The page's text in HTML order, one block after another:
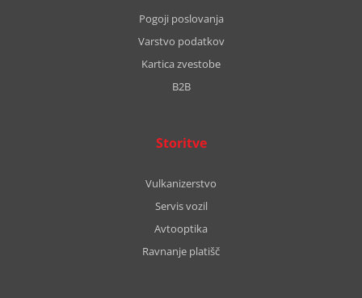
Pogoji poslovanja
Varstvo podatkov
Kartica zvestobe
B2B
Storitve
Vulkanizerstvo
Servis vozil
Avtooptika
Ravnanje platišč